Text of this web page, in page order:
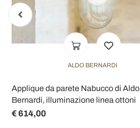
ALDO BERNARDI
Applique da parete Nabucco di Aldo
Bernardi, illuminazione linea ottoni
€ 614,00